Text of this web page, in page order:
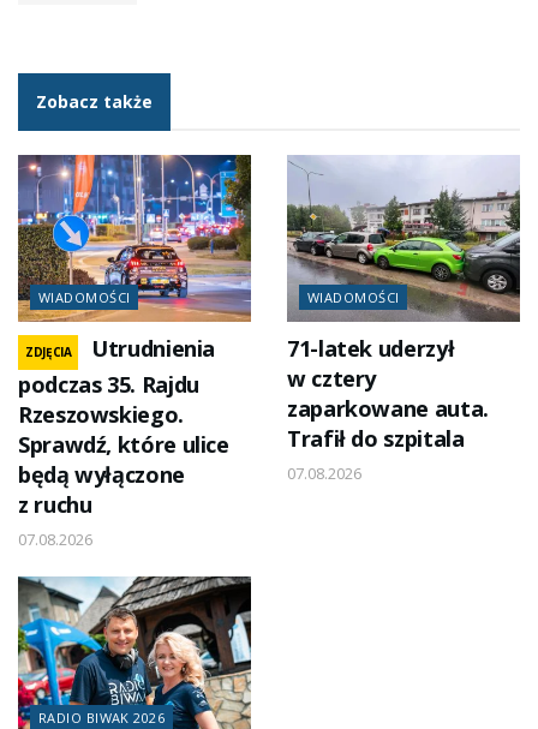
Zobacz także
WIADOMOŚCI
ZDJĘCIA
Utrudnienia
podczas 35. Rajdu
Rzeszowskiego.
Sprawdź, które ulice
będą wyłączone
z ruchu
07.08.2026
WIADOMOŚCI
71-latek uderzył
w cztery
zaparkowane auta.
Trafił do szpitala
07.08.2026
RADIO BIWAK 2026